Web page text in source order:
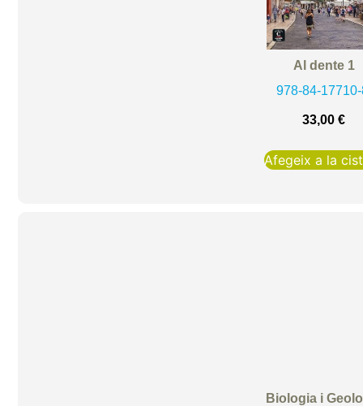
Al dente 1
978-84-
33,00€
Afegeix a la
Biologia i